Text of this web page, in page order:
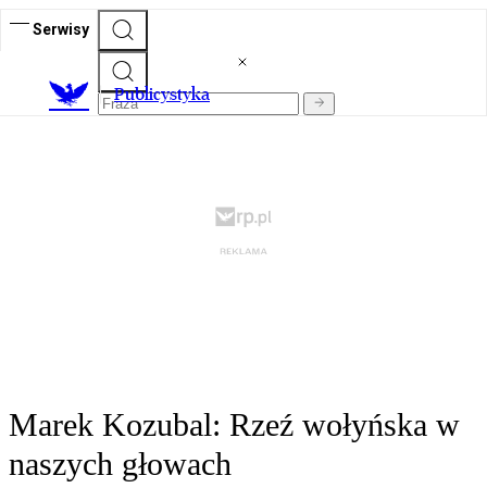
Serwisy
Publicystyka
Marek Kozubal: Rzeź wołyńska w
naszych głowach